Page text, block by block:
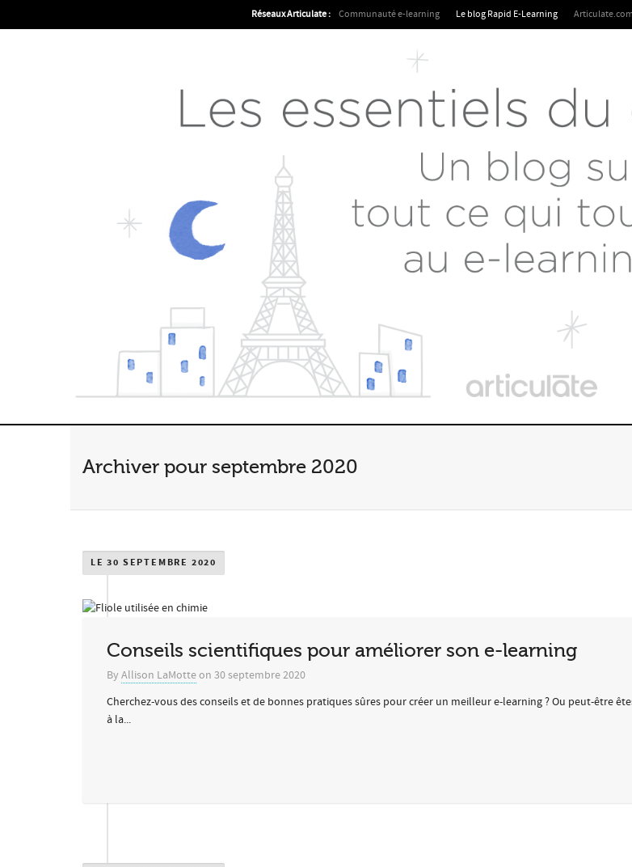
Réseaux Articulate : Communauté e-learning Le blog Rapid E-Learning Articulate.com
Archiver pour septembre 2020
LE 30 SEPTEMBRE 2020
Conseils scientifiques pour améliorer son e-learning
By Allison LaMotteon 30 septembre 2020
Cherchez-vous des conseils et de bonnes pratiques sûres pour créer un meilleur e-learning ? Ou peut-être
à la...